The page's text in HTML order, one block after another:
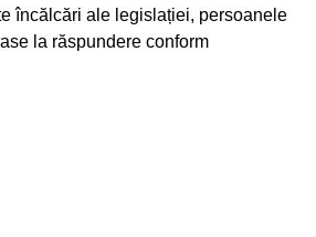
încălcări ale legislației, persoanele
la răspundere conform